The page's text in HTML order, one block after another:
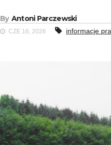
By Antoni Parczewski
CZE 16, 2026 informacje